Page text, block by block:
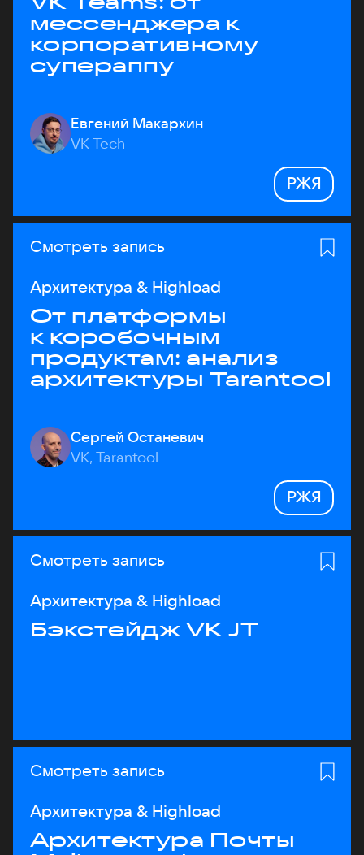
мессенджера к
корпоративному
супераппу
Евгений Макархин
VK Tech
РЖЯ
Смотреть запись
Архитектура & Highload
От платформы
к коробочным
продуктам: анализ
архитектуры Tarantool
Сергей Останевич
VK, Tarantool
РЖЯ
Смотреть запись
Архитектура & Highload
Бэкстейдж VK JT
Смотреть запись
Архитектура & Highload
Архитектура Почты